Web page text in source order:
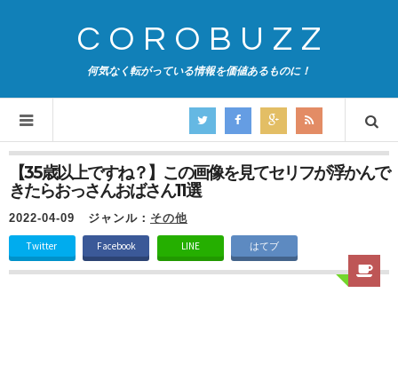
COROBUZZ
何気なく転がっている情報を価値あるものに！
【35歳以上ですね？】この画像を見てセリフが浮かんで
きたらおっさんおばさん11選
2022-04-09 ジャンル： その他
Twitter Facebook LINE はてブ